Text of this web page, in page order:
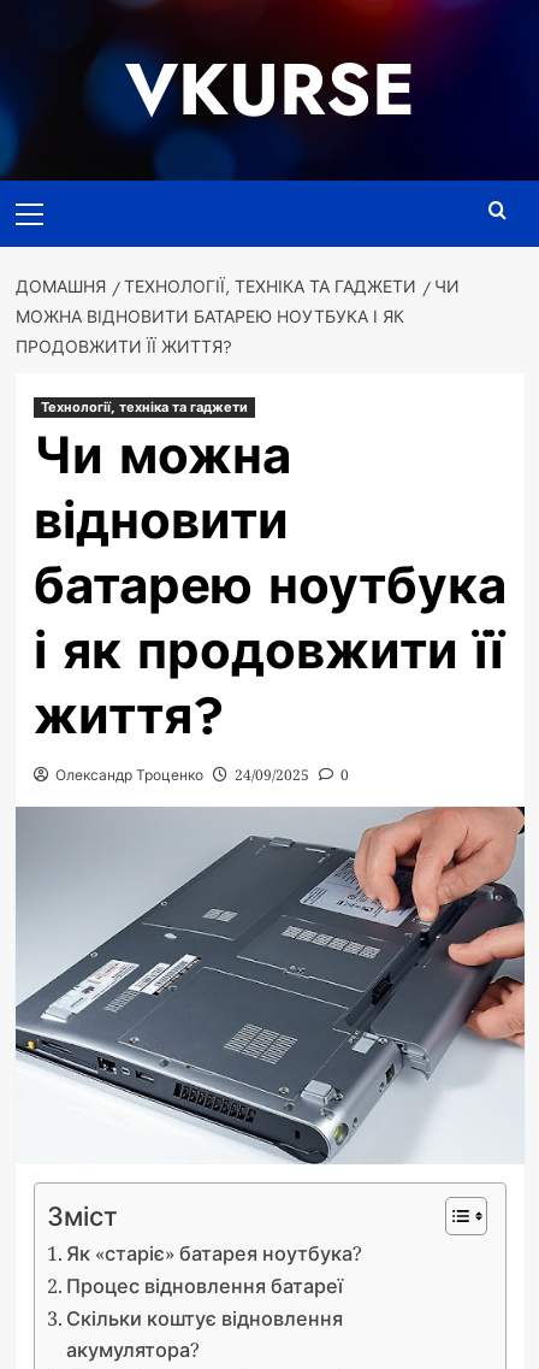
VKURSE
меню
ДОМАШНЯ ТЕХНОЛОГІЇ, ТЕХНІКА ТА ГАДЖЕТИ
ЧИ
МОЖНА ВІДНОВИТИ БАТАРЕЮ НОУТБУКА І ЯК
ПРОДОВЖИТИ ЇЇ ЖИТТЯ?
Технології, техніка та гаджети
Чи можна
відновити
батарею ноутбука
і як продовжити її
життя?
Олександр Троценко 24/09/2025 0
Зміст
Як «старіє» батарея ноутбука?
Процес відновлення батареї
Скільки коштує відновлення
акумулятора?